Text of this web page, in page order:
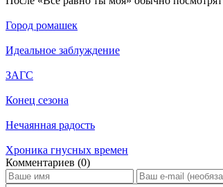
Город ромашек
Идеальное заблуждение
ЗАГС
Конец сезона
Нечаянная радость
Хроника гнусных времен
Ком­мен­та­ри­ев (0)